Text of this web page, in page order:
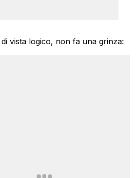
vista logico, non fa una grinza: